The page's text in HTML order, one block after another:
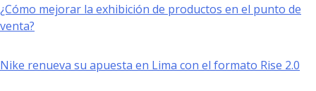
¿Cómo mejorar la exhibición de productos en el punto de
venta?
Nike renueva su apuesta en Lima con el formato Rise 2.0